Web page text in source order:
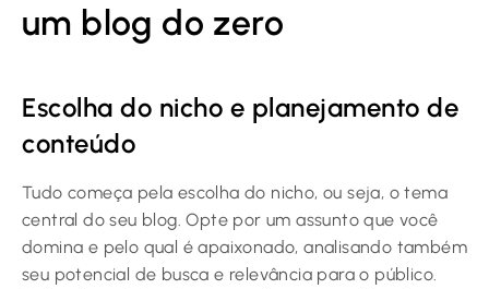
um blog do zero
Escolha do nicho e planejamento de
conteúdo
Tudo começa pela escolha do nicho, ou seja, o tema
central do seu blog. Opte por um assunto que você
domina e pelo qual é apaixonado, analisando também
seu potencial de busca e relevância para o público.